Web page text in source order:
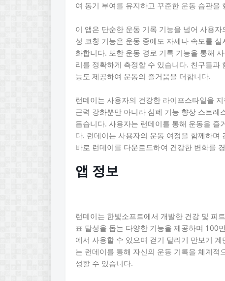
여 동기 부여를 유지하고 꾸준한 운동 습관을
이 앱은 단순한 운동 기록 기능을 넘어 사용
성 코칭 기능은 운동 중에도 자세나 속도를
화합니다. 또한 운동 경로 기록 기능을 통해
리를 정확하게 측정할 수 있습니다. 친구들과
능도 제공하여 운동의 즐거움을 더합니다.
런데이는 사용자의 건강한 라이프스타일을
근력 강화뿐만 아니라 심폐 기능 향상 스트
돕습니다. 사용자는 런데이를 통해 운동을
다. 런데이는 사용자의 운동 여정을 함께하
바로 런데이를 다운로드하여 건강한 변화를
앱 정보
런데이는 한빛소프트에서 개발한 건강 및 피
표 달성을 돕는 다양한 기능을 제공하며 100
에서 사용할 수 있으며 걷기 달리기 만보기
는 런데이를 통해 자신의 운동 기록을 체계
성할 수 있습니다.